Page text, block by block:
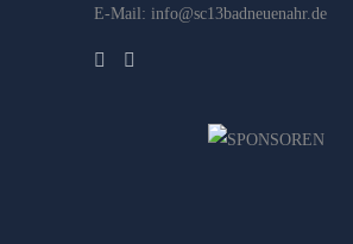
E-Mail: info@sc13badneuenahr.de